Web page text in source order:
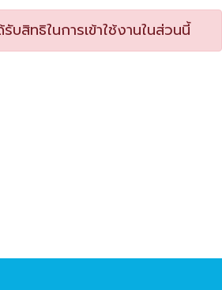
สิทธิในการเข้าใช้งานในส่วนนี้